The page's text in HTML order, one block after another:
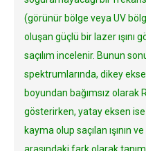
(görünür bölge veya UV
oluşan güçlü bir lazer ışını
saçılım incelenir. Bunun
spektrumlarında, dikey
boyundan bağımsız olarak
gösterirken, yatay eksen ise
kayma olup saçılan ışının